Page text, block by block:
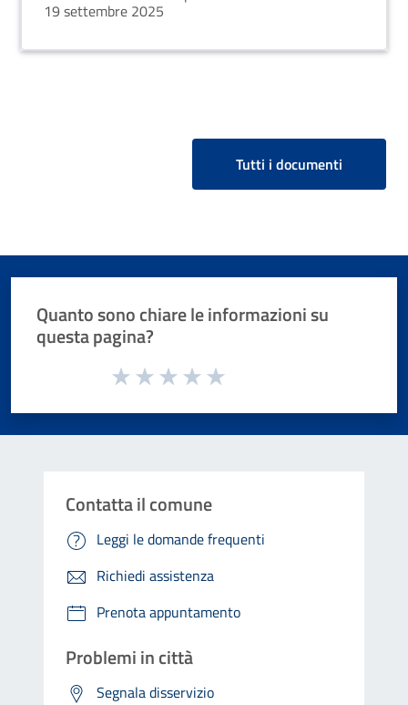
19 settembre 2025
Tutti i documenti
Quanto sono chiare le informazioni su
questa pagina?
Valuta da 1 a 5 stelle la pagina
Contatta il comune
Leggi le domande frequenti
Richiedi assistenza
Prenota appuntamento
Problemi in città
Segnala disservizio